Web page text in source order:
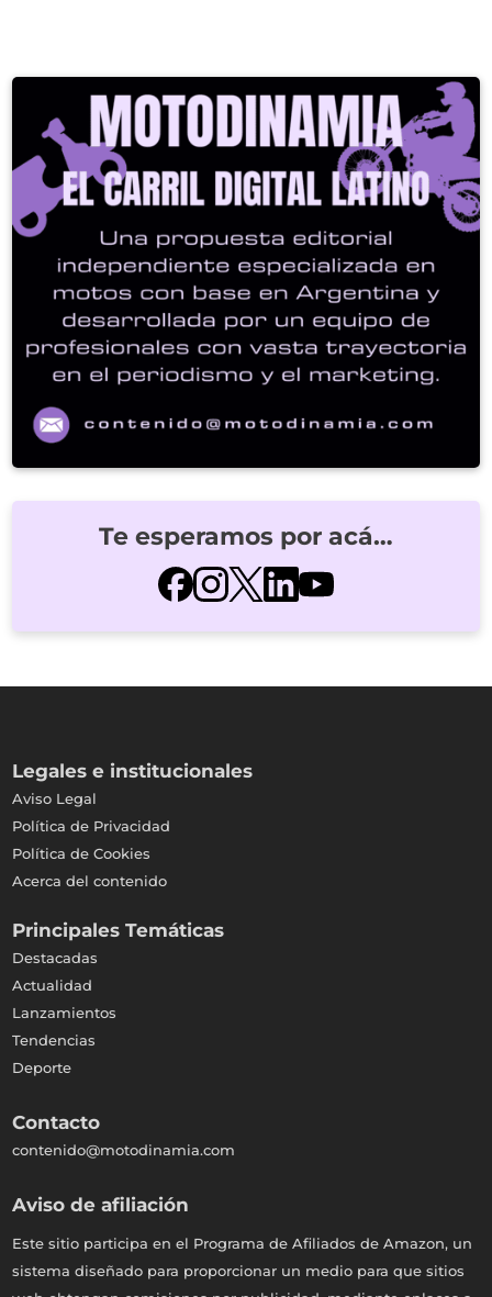
Te esperamos por acá…
Legales e institucionales
Aviso Legal
Política de Privacidad
Política de Cookies
Acerca del contenido
Principales Temáticas
Destacadas
Actualidad
Lanzamientos
Tendencias
Deporte
Contacto
contenido@motodinamia.com
Aviso de afiliación
Este sitio participa en el Programa de Afiliados de Amazon, un
sistema diseñado para proporcionar un medio para que sitios